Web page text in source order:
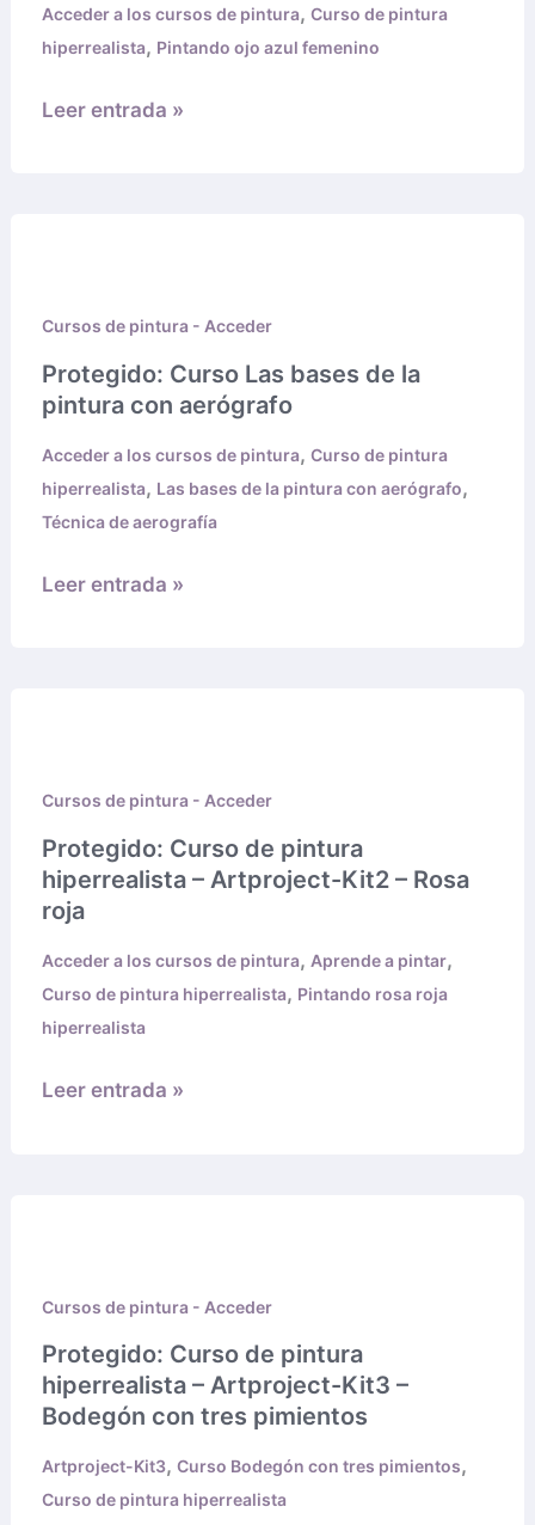
Acceder a los cursos de pintura, Curso de pintura
hiperrealista, Pintando ojo azul femenino
Leer entrada »
Cursos de pintura - Acceder
Protegido: Curso Las bases de la
pintura con aerógrafo
Acceder a los cursos de pintura, Curso de pintura
hiperrealista, Las bases de la pintura con aerógrafo,
Técnica de aerografía
bases
de
la
con
aerógrafo
Leer entrada »
Cursos de pintura - Acceder
Protegido: Curso de pintura
hiperrealista – Artproject-Kit2 – Rosa
roja
Acceder a los cursos de pintura, Aprende a pintar,
Curso de pintura hiperrealista, Pintando rosa roja
hiperrealista
pintura
hiperrealista
–
Artproject-
–
Rosa
roja
Leer entrada »
Cursos de pintura - Acceder
Protegido: Curso de pintura
hiperrealista – Artproject-Kit3 –
Bodegón con tres pimientos
Artproject-Kit3, Curso Bodegón con tres pimientos,
Curso de pintura hiperrealista
pintura
hiperrealista
–
Artproject-
–
Bodegón